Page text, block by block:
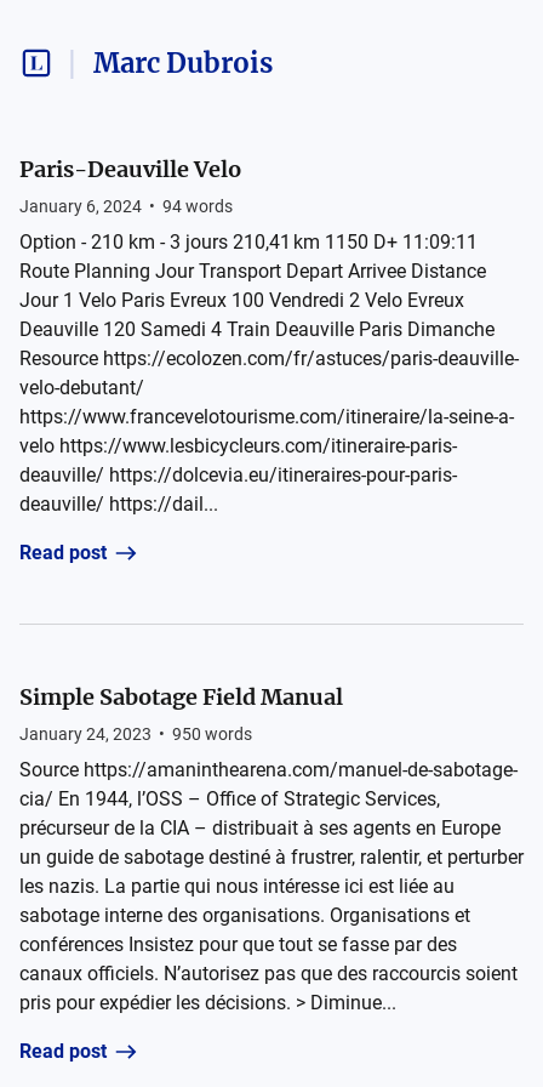
Marc Dubrois
Paris-Deauville Velo
January 6, 2024 • 94words
Option - 210 km - 3 jours 210,41 km 1150 D+ 11:09:11
Route Planning Jour Transport Depart Arrivee Distance
Jour 1 Velo Paris Evreux 100 Vendredi 2 Velo Evreux
Deauville 120 Samedi 4 Train Deauville Paris Dimanche
Resource https://ecolozen.com/fr/astuces/paris-deauville-
velo-debutant/
https://www.francevelotourisme.com/itineraire/la-seine-a-
velo https://www.lesbicycleurs.com/itineraire-paris-
deauville/ https://dolcevia.eu/itineraires-pour-paris-
deauville/ https://dail...
Read post
Simple Sabotage Field Manual
January 24, 2023 • 950 words
Source https://amaninthearena.com/manuel-de-sabotage-
cia/ En 1944, l’OSS – Office of Strategic Services,
précurseur de la CIA – distribuait à ses agents en Europe
un guide de sabotage destiné à frustrer, ralentir, et perturber
les nazis. La partie qui nous intéresse ici est liée au
sabotage interne des organisations. Organisations et
conférences Insistez pour que tout se fasse par des
canaux officiels. N’autorisez pas que des raccourcis soient
pris pour expédier les décisions. > Diminue...
Read post